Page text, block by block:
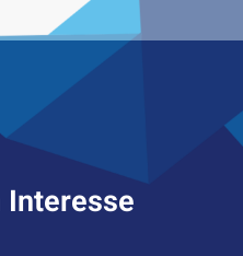
Inter­esse